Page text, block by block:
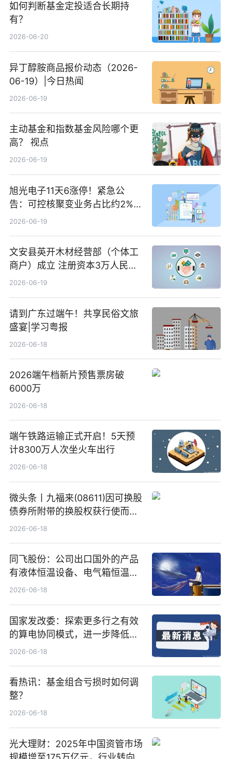
如何判断基金定投适合长期持
有？
2026-06-20
异丁醇胺商品报价动态（2026-
06-19）|今日热闻
2026-06-19
主动基金和指数基金风险哪个更
高？ 视点
2026-06-19
旭光电子11天6涨停！紧急公
告：可控核聚变业务占比约2%！
前沿热点
2026-06-19
文安县英开木材经营部（个体工
商户）成立 注册资本3万人民币
新要闻
2026-06-19
请到广东过端午！共享民俗文旅
盛宴|学习粤报
2026-06-18
2026端午档新片预售票房破
6000万
2026-06-18
端午铁路运输正式开启！5天预
计8300万人次坐火车出行
2026-06-18
微头条丨九福来(08611)因可换股
债券所附带的换股权获行使而发
行5200万股
2026-06-18
同飞股份：公司出口国外的产品
有液体恒温设备、电气箱恒温装
置、纯水冷却单元和特种换热器
2026-06-18
国家发改委：探索更多行之有效
的算电协同模式，进一步降低网
络传输时延_最资讯
2026-06-18
看热讯：基金组合亏损时如何调
整？
2026-06-18
光大理财：2025年中国资管市场